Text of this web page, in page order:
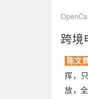
跨境
陈文
挥，
放，